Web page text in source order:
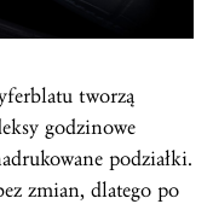
tworzą
godzinowe
podziałki.
zmian, dlatego po